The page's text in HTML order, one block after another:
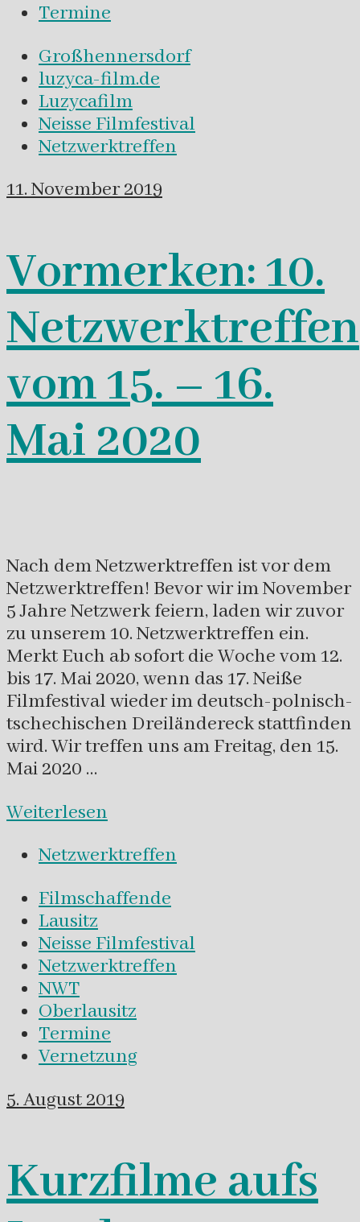
Termine
Großhennersdorf
luzyca-film.de
Luzycafilm
Neisse Filmfestival
Netzwerktreffen
11. November 2019
Vormerken: 10.
Netzwerktreffen
vom 15. – 16.
Mai 2020
Nach dem Netzwerktreffen ist vor dem
Netzwerktreffen! Bevor wir im November
5 Jahre Netzwerk feiern, laden wir zuvor
zu unserem 10. Netzwerktreffen ein.
Merkt Euch ab sofort die Woche vom 12.
bis 17. Mai 2020, wenn das 17. Neiße
Filmfestival wieder im deutsch-polnisch-
tschechischen Dreiländereck stattfinden
wird. Wir treffen uns am Freitag, den 15.
Mai 2020 …
Weiterlesen
Netzwerktreffen
Filmschaffende
Lausitz
Neisse Filmfestival
Netzwerktreffen
NWT
Oberlausitz
Termine
Vernetzung
5. August 2019
Kurzfilme aufs